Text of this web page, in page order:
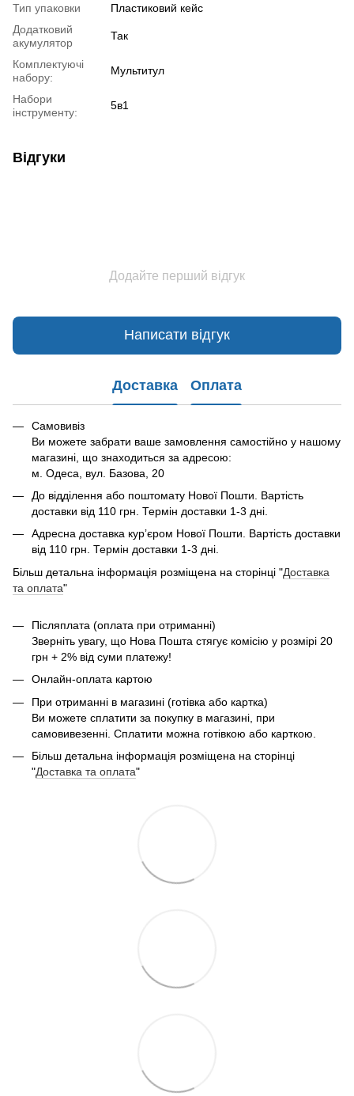
Тип упаковки
Пластиковий кейс
Додатковий
акумулятор
Так
Комплектуючі
набору:
Мультитул
Набори
інструменту:
5в1
Відгуки
Додайте перший відгук
Написати відгук
Доставка Оплата
Самовивіз
Ви можете забрати ваше замовлення самостійно у нашому
магазині, що знаходиться за адресою:
м. Одеса, вул. Базова, 20
До відділення або поштомату Нової Пошти. Вартість
доставки від 110 грн. Термін доставки 1-3 дні.
Адресна доставка курʼєром Нової Пошти. Вартість доставки
від 110 грн. Термін доставки 1-3 дні.
Більш детальна інформація розміщена на сторінці "Доставка
та оплата"
Післяплата (оплата при отриманні)
Зверніть увагу, що Нова Пошта стягує комісію у розмірі 20
грн + 2% від суми платежу!
Онлайн-оплата картою
При отриманні в магазині (готівка або картка)
Ви можете сплатити за покупку в магазині, при
самовивезенні. Сплатити можна готівкою або карткою.
Більш детальна інформація розміщена на сторінці
"Доставка та оплата"